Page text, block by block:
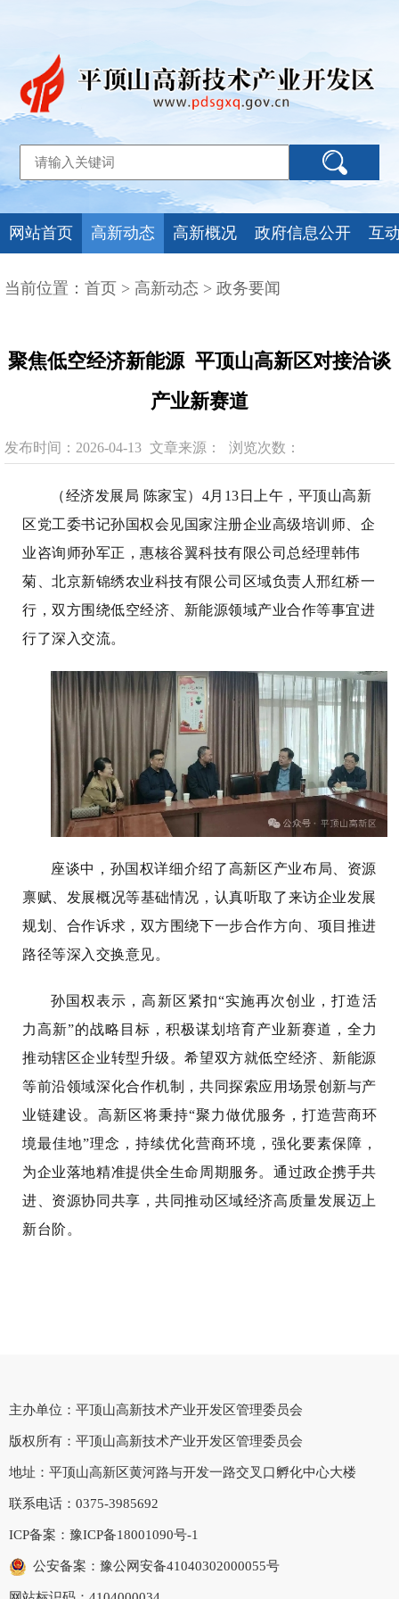
网站首页 高新动态 高新概况 政府信息公开 互
当前位置： 首页 > 高新动态 > 政务要闻
聚焦低空经济新能源 平顶山高新区对接洽谈
产业新赛道
发布时间：2026-04-13 文章来源： 浏览次数：
（经济发展局 陈家宝）4月13日上午，平顶山高新
区党工委书记孙国权会见国家注册企业高级培训师、企
业咨询师孙军正，惠核谷翼科技有限公司总经理韩伟
菊、北京新锦绣农业科技有限公司区域负责人邢红桥一
行，双方围绕低空经济、新能源领域产业合作等事宜进
行了深入交流。
座谈中，孙国权详细介绍了高新区产业布局、资源
禀赋、发展概况等基础情况，认真听取了来访企业发展
规划、合作诉求，双方围绕下一步合作方向、项目推进
路径等深入交换意见。
孙国权表示，高新区紧扣“实施再次创业，打造活
力高新”的战略目标，积极谋划培育产业新赛道，全力
推动辖区企业转型升级。希望双方就低空经济、新能源
等前沿领域深化合作机制，共同探索应用场景创新与产
业链建设。高新区将秉持“聚力做优服务，打造营商环
境最佳地”理念，持续优化营商环境，强化要素保障，
为企业落地精准提供全生命周期服务。通过政企携手共
进、资源协同共享，共同推动区域经济高质量发展迈上
新台阶。
主办单位：平顶山高新技术产业开发区管理委员会
版权所有：平顶山高新技术产业开发区管理委员会
地址：平顶山高新区黄河路与开发一路交叉口孵化中心大楼
联系电话：0375-3985692
ICP备案： 豫ICP备18001090号-1
公安备案：豫公网安备41040302000055号